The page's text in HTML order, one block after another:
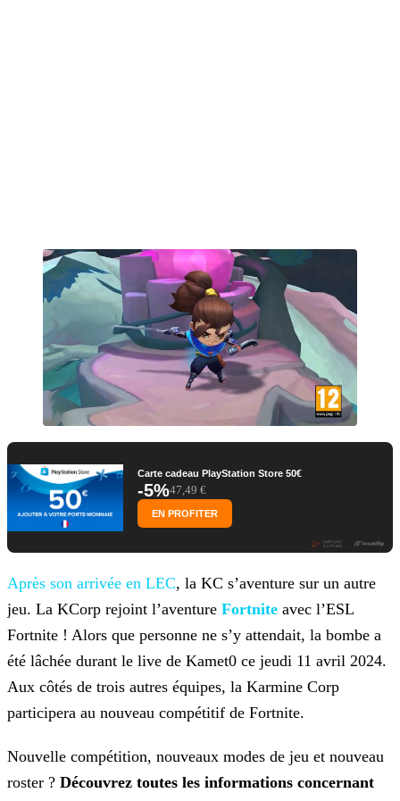
Carte cadeau PlayStation Store 50€
-5%47,49 €
EN PROFITER
Après son arrivée en LEC, la KC s’aventure sur un autre
jeu. La KCorp rejoint l’aventure Fortnite avec l’ESL
Fortnite ! Alors que personne ne s’y attendait, la bombe a
été lâchée durant le live de Kamet0 ce jeudi 11 avril 2024.
Aux côtés de trois autres équipes, la Karmine Corp
participera au nouveau compétitif de Fortnite.
Nouvelle compétition, nouveaux modes de jeu et nouveau
roster ? Découvrez toutes les informations concernant